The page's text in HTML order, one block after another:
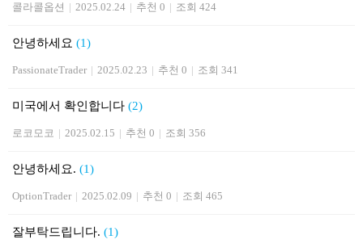
콜라콜옵션 | 2025.02.24 | 추천 0 | 조회 424
안녕하세요 (1)
PassionateTrader | 2025.02.23 | 추천 0 | 조회 341
미국에서 확인합니다 (2)
로코모코 | 2025.02.15 | 추천 0 | 조회 356
안녕하세요. (1)
OptionTrader | 2025.02.09 | 추천 0 | 조회 465
잘부탁드립니다. (1)